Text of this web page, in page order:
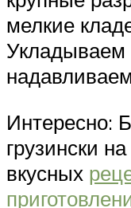
мелкие
Укладываем
надавливаем
Интересно:
грузински
вкусных